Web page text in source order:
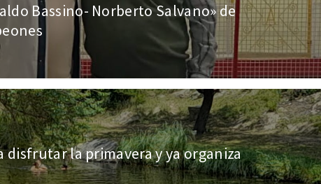
Bassino- Norberto Salvano» de
disfrutar la primavera y ya organiza